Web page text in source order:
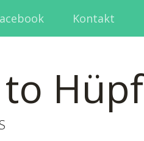
Kontakt
Hüpf